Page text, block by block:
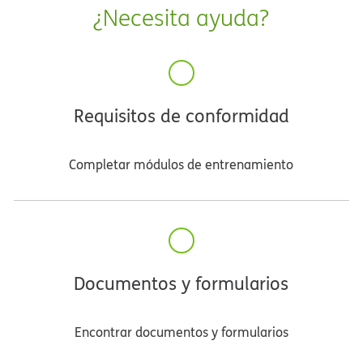
¿Necesita ayuda?​​
Requisitos de conformidad​​
Completar módulos de entrenamiento​​
Documentos y formularios​​
Encontrar documentos y formularios​​